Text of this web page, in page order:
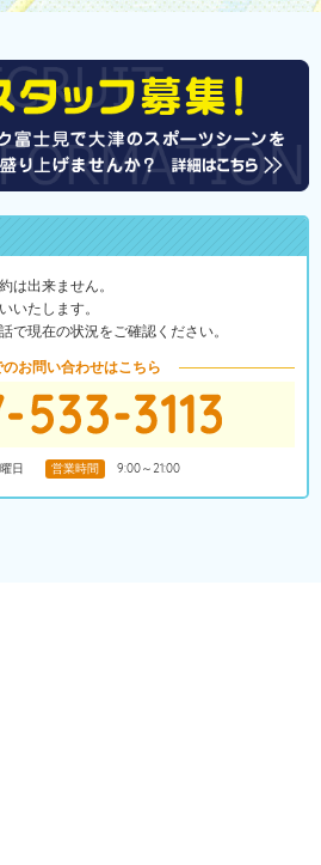
は出来ません。
いたします。
で現在の状況をご確認ください。
のお問い合わせはこちら
日 営業時間 9:00～21:00